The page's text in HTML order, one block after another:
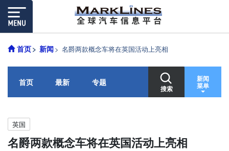
首页 新闻 名爵两款概念车将在英国活动上亮相
首页 最新 专题
搜索
新闻
菜单
英国
名爵两款概念车将在英国活动上亮相